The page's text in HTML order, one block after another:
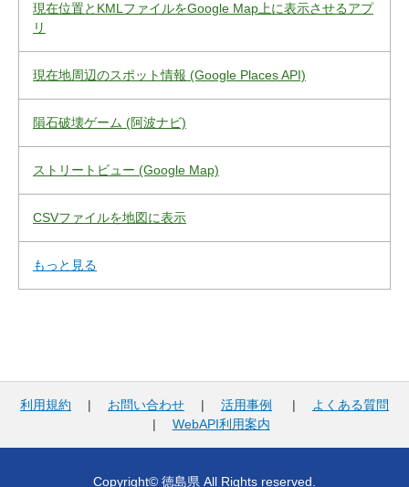
現在位置とKMLファイルをGoogle Map上に表示させるアプ
リ
現在地周辺のスポット情報 (Google Places API)
隕石破壊ゲーム (阿波ナビ)
ストリートビュー (Google Map)
CSVファイルを地図に表示
もっと見る
利用規約 | お問い合わせ | 活用事例 |
よくある質問
| WebAPI利用案内
Copyright© 徳島県 All Rights reserved.